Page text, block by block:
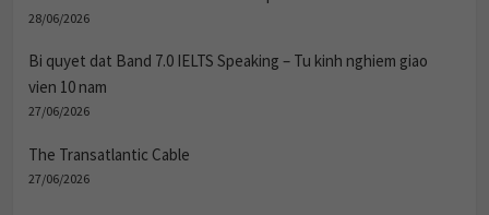
28/06/2026
Bi quyet dat Band 7.0 IELTS Speaking – Tu kinh nghiem giao
vien 10 nam
27/06/2026
The Transatlantic Cable
27/06/2026